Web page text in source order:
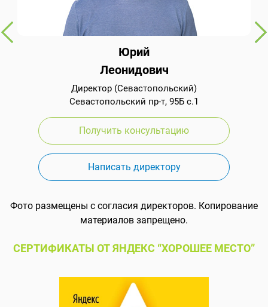
Юрий
Леонидович
Директор (Севастопольский)
Севастопольский пр-т, 95Б с.1
Получить консультацию
Написать директору
Фото размещены с согласия директоров. Копирование
материалов запрещено.
СЕРТИФИКАТЫ ОТ ЯНДЕКС “ХОРОШЕЕ МЕСТО”